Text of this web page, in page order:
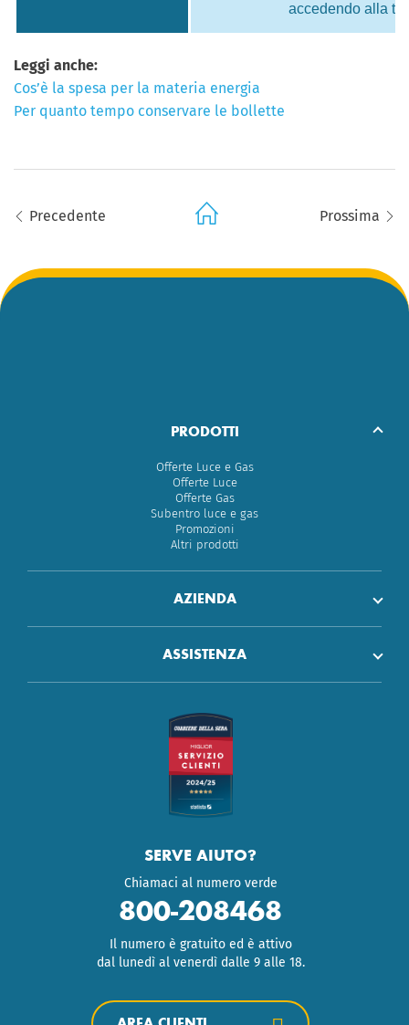
accedendo alla
Leggi anche:
Cos’è la spesa per la materia energia
Per quanto tempo conservare le bollette
Precedente Prossima
PRODOTTI
Offerte Luce e Gas
Offerte Luce
Offerte Gas
Subentro luce e gas
Promozioni
Altri prodotti
AZIENDA
ASSISTENZA
SERVE AIUTO?
Chiamaci al numero verde
800-208468
Il numero è gratuito ed è attivo
dal lunedì al venerdì dalle 9 alle 18.